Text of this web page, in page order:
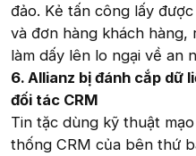
đảo. Kẻ tấn công lấy
và đơn hàng khách hàng,
làm dấy lên lo ngại về an
6. Allianz bị đánh cắp dữ
đối tác CRM
Tin tặc dùng kỹ thuật
thống CRM của bên thứ